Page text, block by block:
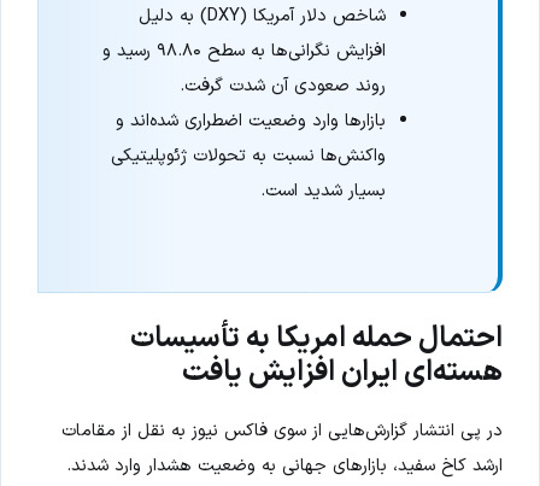
شاخص دلار آمریکا (DXY) به دلیل
افزایش نگرانی‌ها به سطح ۹۸.۸۰ رسید و
روند صعودی آن شدت گرفت.
بازارها وارد وضعیت اضطراری شده‌اند و
واکنش‌ها نسبت به تحولات ژئوپلیتیکی
بسیار شدید است.
احتمال حمله امریکا به تأسیسات
هسته‌ای ایران افزایش یافت
در پی انتشار گزارش‌هایی از سوی فاکس نیوز به نقل از مقامات
ارشد کاخ سفید، بازارهای جهانی به وضعیت هشدار وارد شدند.